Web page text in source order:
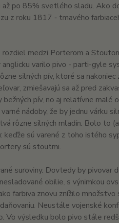
po 85% svetlého sladu. Ako
z roku 1817 - tmavého
medzi Porterom a
varilo pivo - parti-gyle
silných pív, ktoré sa nakoniec
zmiešavajú sa až pred
pív, no aj relatívne malé
nádoby, že by jednu várku
rôzne silných mladín. Bolo to
sú varené z toho istého
sú stoutmi.
suroviny. Dovtedy by pivovar
obilie, s výnimkou
farbiva znovu znížilo
Neustále vojenské
Vo výsledku bolo pivo stále